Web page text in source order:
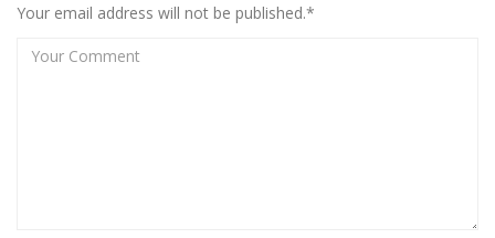
Your email address will not be published.*